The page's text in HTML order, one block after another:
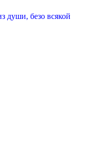
души, безо всякой